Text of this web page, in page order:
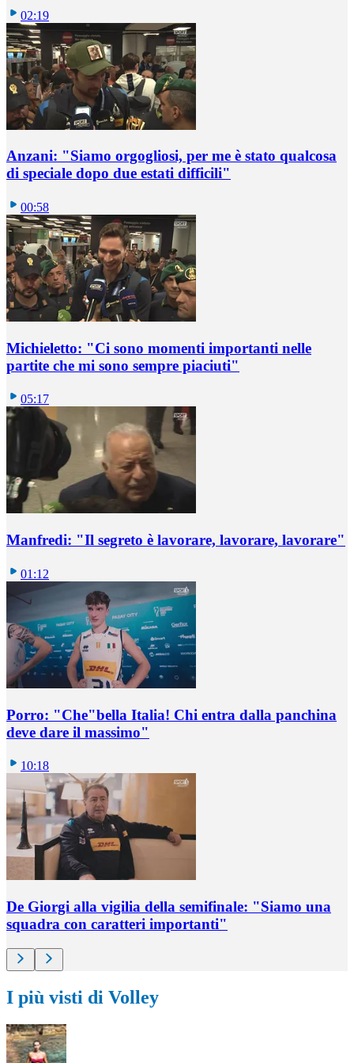
02:19
Anzani: "Siamo orgogliosi, per me è stato qualcosa
di speciale dopo due estati difficili"
00:58
Michieletto: "Ci sono momenti importanti nelle
partite che mi sono sempre piaciuti"
05:17
Manfredi: "Il segreto è lavorare, lavorare, lavorare"
01:12
Porro: "Che"bella Italia! Chi entra dalla panchina
deve dare il massimo"
10:18
De Giorgi alla vigilia della semifinale: "Siamo una
squadra con caratteri importanti"
I più visti di Volley